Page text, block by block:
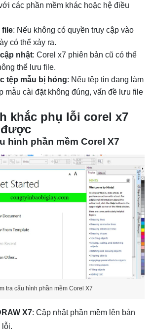
các phần mềm khác hoặc hệ điều
file: Nếu không có quyền truy cập vào
có thể xảy ra.
nhật: Corel x7 phiên bản cũ có thể
thể lưu file.
tệp mẫu bị hỏng: Nếu tệp tin đang làm
mẫu cài đặt không đúng, vấn đề lưu file
khắc phụ lỗi corel x7
hình phần mềm Corel X7
tra cấu hình phần mềm Corel X7
X7: Cập nhật phần mềm lên bản
lỗi.